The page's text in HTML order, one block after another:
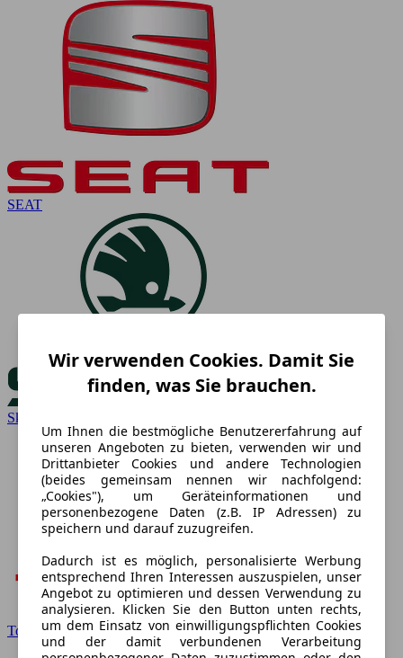
SEAT
Skoda
Toyota
Wir verwenden Cookies. Damit Sie
finden, was Sie brauchen.
Um Ihnen die bestmögliche Benutzererfahrung auf
unseren Angeboten zu bieten, verwenden wir und
Drittanbieter Cookies und andere Technologien
(beides gemeinsam nennen wir nachfolgend:
„Cookies"), um Geräteinformationen und
personenbezogene Daten (z.B. IP Adressen) zu
speichern und darauf zuzugreifen.
Dadurch ist es möglich, personalisierte Werbung
entsprechend Ihren Interessen auszuspielen, unser
Angebot zu optimieren und dessen Verwendung zu
analysieren. Klicken Sie den Button unten rechts,
um dem Einsatz von einwilligungspflichten Cookies
und der damit verbundenen Verarbeitung